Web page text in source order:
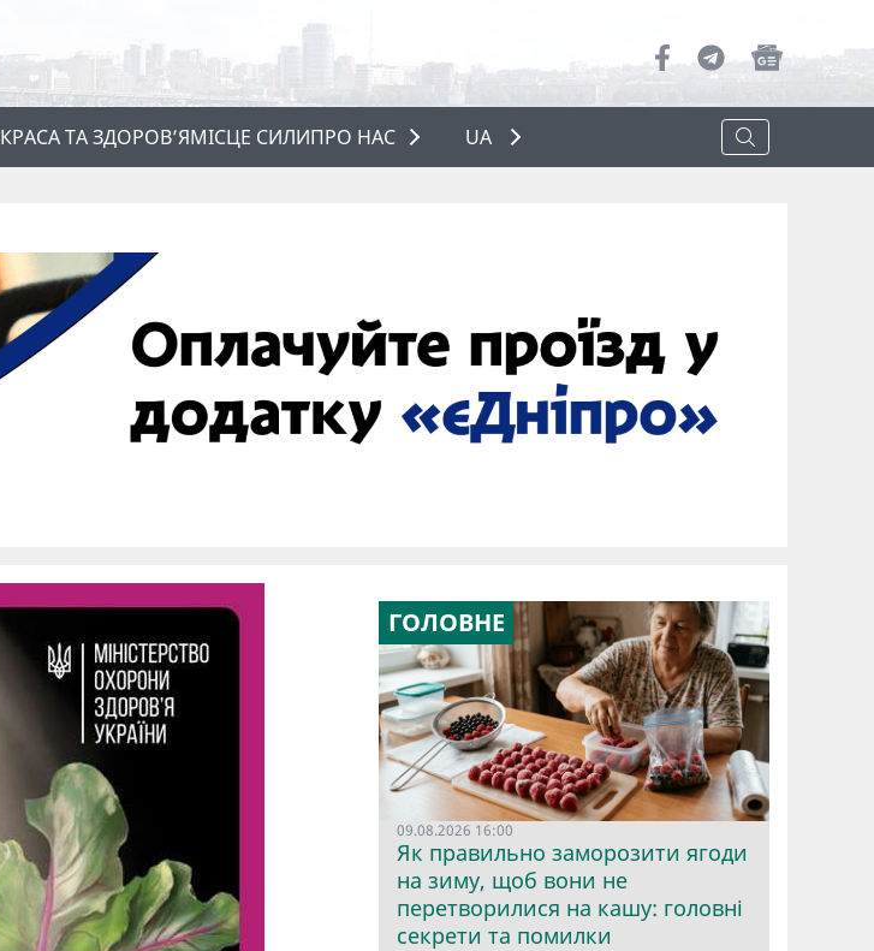
КРАСА ТА ЗДОРОВ’ЯМІСЦЕ СИЛИПРО НАС
ПРО НАС
UA
ГОЛОВНЕ
09.08.2026 16:00
Як правильно заморозити ягоди
на зиму, щоб вони не
перетворилися на кашу: головні
секрети та помилки